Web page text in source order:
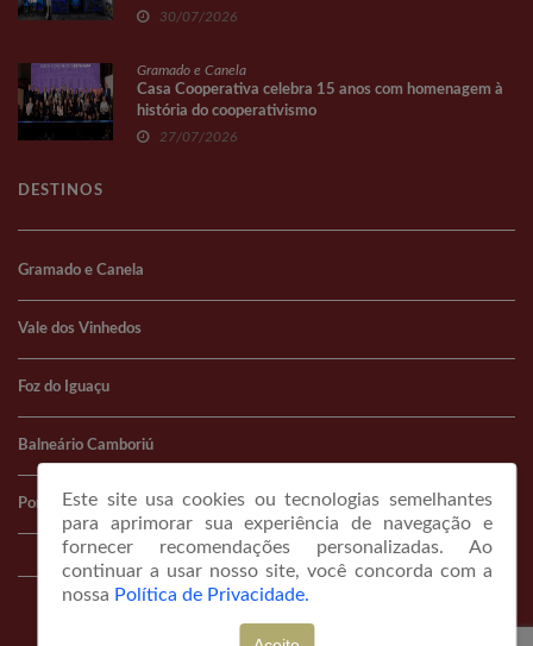
30/07/2026
Gramado e Canela
Casa Cooperativa celebra 15 anos com homenagem à
história do cooperativismo
27/07/2026
DESTINOS
Gramado e Canela
Vale dos Vinhedos
Foz do Iguaçu
Balneário Camboriú
Porto Alegre
© COPYRIGHT 2026 portaldeviagem.com.br
Este site usa cookies ou tecnologias semelhantes
para aprimorar sua experiência de navegação e
fornecer recomendações personalizadas. Ao
continuar a usar nosso site, você concorda com a
nossa Política de Privacidade.